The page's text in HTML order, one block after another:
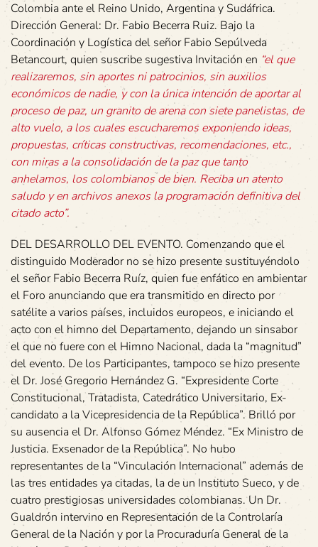
Colombia ante el Reino Unido, Argentina y Sudáfrica.
Dirección General: Dr. Fabio Becerra Ruiz. Bajo la
Coordinación y Logística del señor Fabio Sepúlveda
Betancourt, quien suscribe sugestiva Invitación en “el que
realizaremos, sin aportes ni patrocinios, sin auxilios
económicos de nadie, y con la única intención de aportar al
proceso de paz, un granito de arena con siete panelistas, de
alto vuelo, a los cuales escucharemos exponiendo ideas,
propuestas, críticas constructivas, recomendaciones, etc.,
con miras a la consolidación de la paz que tanto
anhelamos, los colombianos de bien. Reciba un atento
saludo y en archivos anexos la programación definitiva del
citado acto”.
DEL DESARROLLO DEL EVENTO. Comenzando que el
distinguido Moderador no se hizo presente sustituyéndolo
el señor Fabio Becerra Ruíz, quien fue enfático en ambientar
el Foro anunciando que era transmitido en directo por
satélite a varios países, incluidos europeos, e iniciando el
acto con el himno del Departamento, dejando un sinsabor
el que no fuere con el Himno Nacional, dada la “magnitud”
del evento. De los Participantes, tampoco se hizo presente
el Dr. José Gregorio Hernández G. “Expresidente Corte
Constitucional, Tratadista, Catedrático Universitario, Ex-
candidato a la Vicepresidencia de la República”. Brilló por
su ausencia el Dr. Alfonso Gómez Méndez. “Ex Ministro de
Justicia. Exsenador de la República”. No hubo
representantes de la “Vinculación Internacional” además de
las tres entidades ya citadas, la de un Instituto Sueco, y de
cuatro prestigiosas universidades colombianas. Un Dr.
Gualdrón intervino en Representación de la Controlaría
General de la Nación y por la Procuraduría General de la